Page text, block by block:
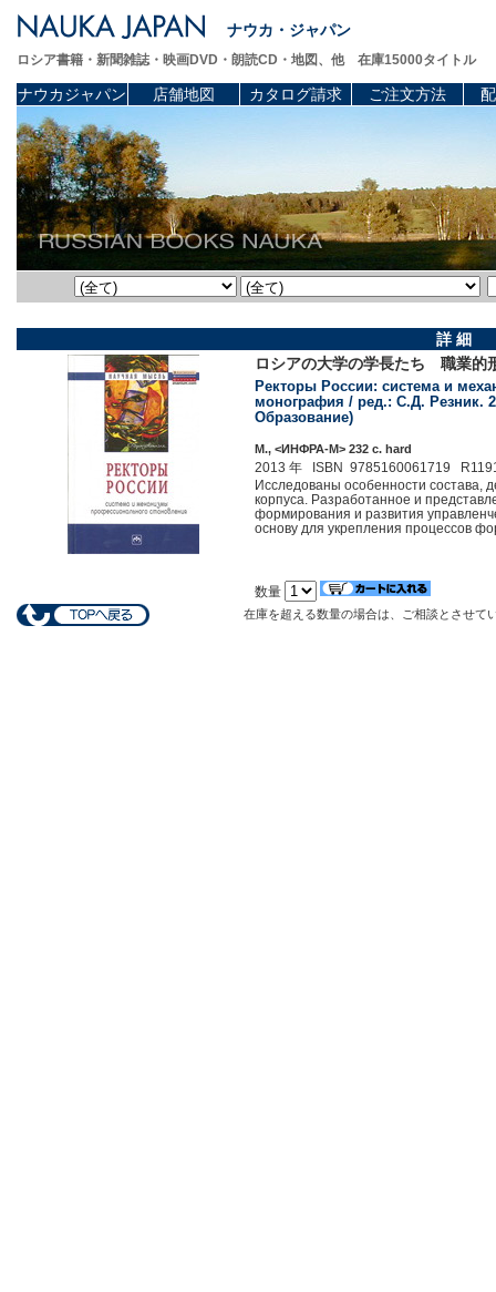
ナウカ・ジャパン
ロシア書籍・新聞雑誌・映画DVD・朗読CD・地図、他 在庫15000タイトル
ナウカジャパン 店舗地図 カタログ請求 ご注文方法
詳 細
ロシアの大学の学長たち 職業的
Ректоры России: система и
монография / ред.: С.Д. Резник.
Образование)
М., <ИНФРА-М> 232 c. hard
2013 年 ISBN 9785160061719
Исследованы особенности состава,
корпуса. Разработанное и
формирования и развития
основу для укрепления процессов
数量
在庫を超える数量の場合は、ご相談とさせて